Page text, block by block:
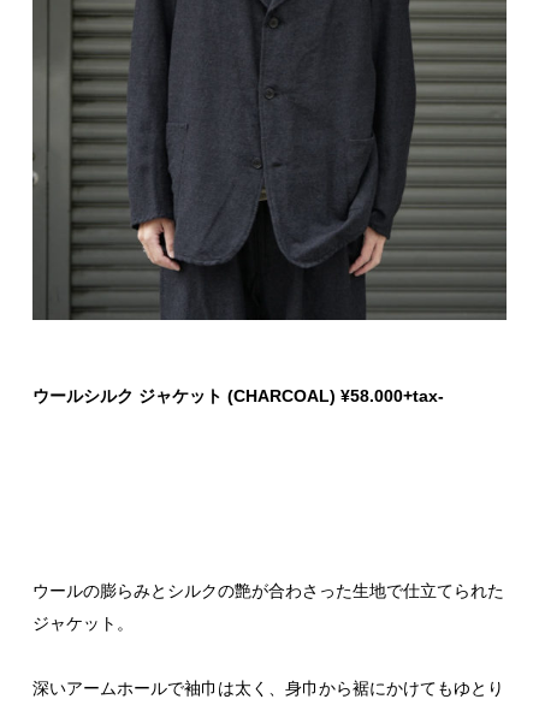
ウールシルク ジャケット (CHARCOAL) ¥58.000+tax-
ウールの膨らみとシルクの艶が合わさった生地で仕立てられた
ジャケット。
深いアームホールで袖巾は太く、身巾から裾にかけてもゆとり